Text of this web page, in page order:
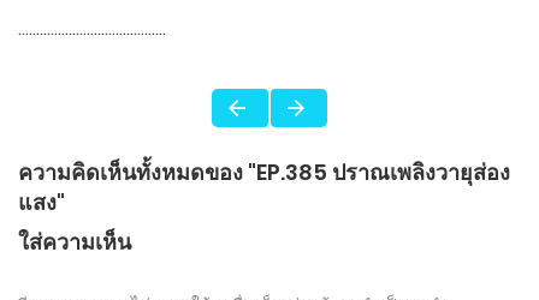
…………………………………..
ความคิดเห็นทั้งหมดของ "EP.385 ปราณเพลิงวายุส่อง
แสง"
ใส่ความเห็น